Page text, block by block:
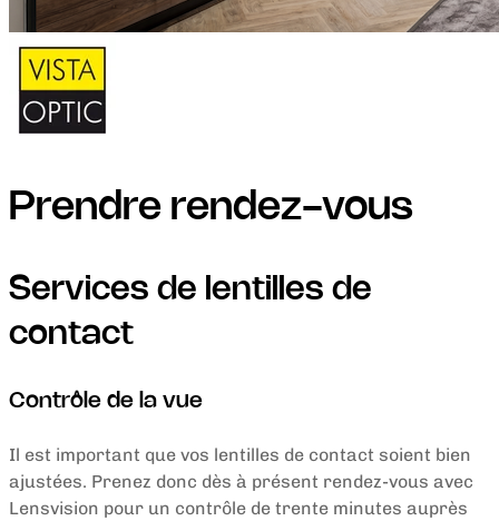
Prendre rendez-vous
Services de lentilles de
contact
Contrôle de la vue
Il est important que vos lentilles de contact soient bien
ajustées. Prenez donc dès à présent rendez-vous avec
Lensvision pour un contrôle de trente minutes auprès